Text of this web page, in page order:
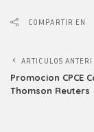
COMPARTIR EN
ARTICULOS
Promocion CPCE
Thomson Reuters